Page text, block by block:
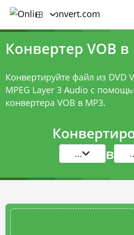
Конвертер VOB в
Конвертируйте файл из DVD
MPEG Layer 3 Audio с
конвертера VOB в MP3.
... в